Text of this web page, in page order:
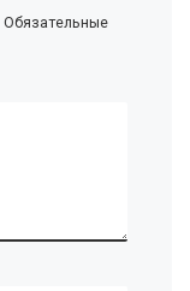
Обязательные